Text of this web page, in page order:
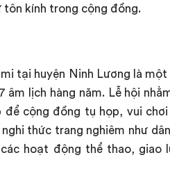
tôn kính trong cộng đồng.
tại huyện Ninh Lương là
âm lịch hàng năm. Lễ hội
cộng đồng tụ họp, vui
thức trang nghiêm như
hoạt động thể thao,